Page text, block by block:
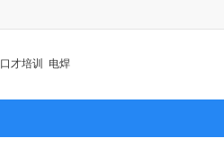
口才培训 电焊